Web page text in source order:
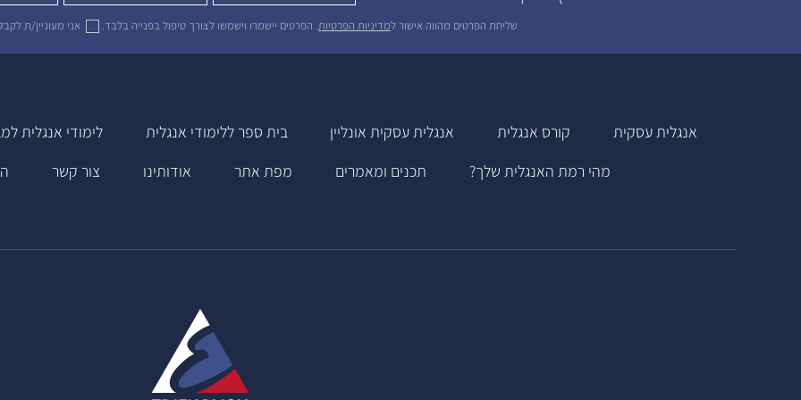
שליחת הפרטים מהווה אישור למדיניות הפרטיות. הפרטים יישמרו וישמשו לצורך טיפול בפנייה בלבד. אני מעוניין/ת
אנגלית עסקית קורס אנגלית אנגלית עסקית אונליין בית ספר ללימודי אנגלית
לימודי אנגלית
מהי רמת האנגלית שלך?
תכנים ומאמרים מפת אתר אודותינו צור קשר